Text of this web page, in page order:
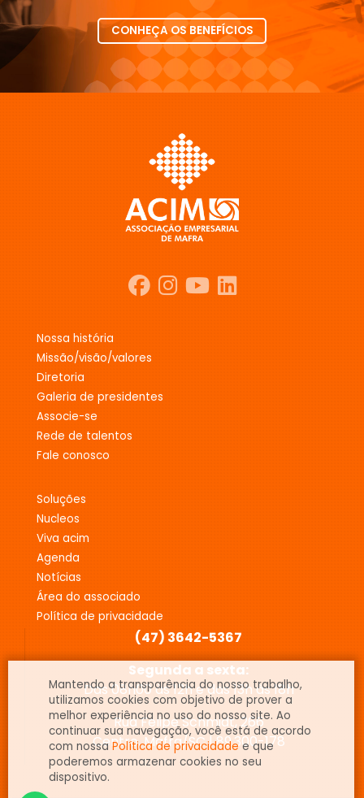
CONHEÇA OS BENEFÍCIOS
nossa história
missão/visão/valores
diretoria
galeria de presidentes
associe-se
rede de talentos
fale conosco
soluções
nucleos
viva acim
agenda
notícias
área do associado
política de privacidade
(47) 3642-5367
Segunda a sexta:
Das 08h00 às 12h e das 13h às 18h
Rua Felipe Schmidt, 266
Centro, Mafra/SC | 89.300-178
Mantendo a transparência do nosso trabalho,
utilizamos cookies com objetivo de prover a
melhor experiência no uso do nosso site. Ao
continuar sua navegação, você está de acordo
com nossaPolítica de privacidadee que
poderemos armazenar cookies no seu
dispositivo.